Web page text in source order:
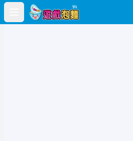
Open main menu